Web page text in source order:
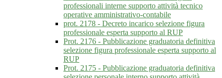
professionali interne supporto attività tecnico
operative amministrativo-contabile
prot. 2178 - Decreto incarico selezione figura
professionale esperta supporto al RUP
Prot. 2176 - Pubblicazione graduatoria definitiva
selezione figura professionale esperta supporto al
RUP
Prot. 2175 - Pubblicazione graduatoria definitiva